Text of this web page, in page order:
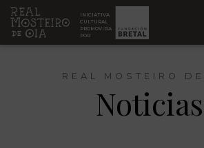
Ir al contenido
INICIATIVA
CULTURAL
PROMOVIDA
POR
REAL MOSTEIRO
Noticias